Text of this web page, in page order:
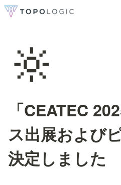
🔆
「CEATEC
ス出展および
決定しました